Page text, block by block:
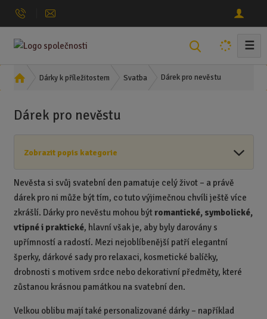
h
☰
Ú
d
s
r
a
n
Dárky k příležitostem Svatba Dárek pro nevěstu
Dárek pro nevěstu
Zobrazit popis kategorie
Nevěsta si svůj svatební den pamatuje celý život – a právě
dárek pro ni může být tím, co tuto výjimečnou chvíli ještě více
zkrášlí. Dárky pro nevěstu mohou býtromantické, symbolické,
vtipné i praktické, hlavní však je, aby byly darovány s
upřímností a radostí. Mezi nejoblíbenější patří elegantní
šperky, dárkové sady pro relaxaci, kosmetické balíčky,
drobnosti s motivem srdce nebo dekorativní předměty, které
zůstanou krásnou památkou na svatební den.
Velkou oblibu mají také personalizované dárky – například